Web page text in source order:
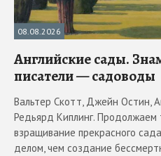
08.08.2026
Английские сады.
писатели — садоводы
Вальтер Скотт, Джейн Остин,
Редьярд Киплинг. Продолжаем
взращивание прекрасного
делом, чем создание